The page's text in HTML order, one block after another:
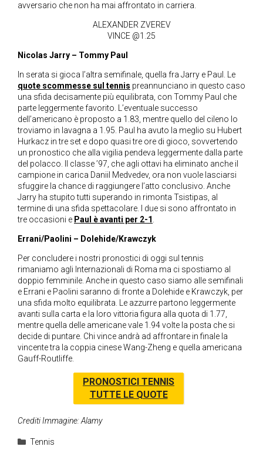
avversario che non ha mai affrontato in carriera.
ALEXANDER ZVEREV
VINCE @1.25
Nicolas Jarry – Tommy Paul
In serata si gioca l’altra semifinale, quella fra Jarry e Paul. Le
quote scommesse sul tennis preannunciano in questo caso
una sfida decisamente più equilibrata, con Tommy Paul che
parte leggermente favorito. L’eventuale successo
dell’americano è proposto a 1.83, mentre quello del cileno lo
troviamo in lavagna a 1.95. Paul ha avuto la meglio su Hubert
Hurkacz in tre set e dopo quasi tre ore di gioco, sovvertendo
un pronostico che alla vigilia pendeva leggermente dalla parte
del polacco. Il classe ’97, che agli ottavi ha eliminato anche il
campione in carica Daniil Medvedev, ora non vuole lasciarsi
sfuggire la chance di raggiungere l’atto conclusivo. Anche
Jarry ha stupito tutti superando in rimonta Tsistipas, al
termine di una sfida spettacolare. I due si sono affrontato in
tre occasioni e Paul è avanti per 2-1.
Errani/Paolini – Dolehide/Krawczyk
Per concludere i nostri pronostici di oggi sul tennis
rimaniamo agli Internazionali di Roma ma ci spostiamo al
doppio femminile. Anche in questo caso siamo alle semifinali
e Errani e Paolini saranno di fronte a Dolehide e Krawczyk, per
una sfida molto equilibrata. Le azzurre partono leggermente
avanti sulla carta e la loro vittoria figura alla quota di 1.77,
mentre quella delle americane vale 1.94 volte la posta che si
decide di puntare. Chi vince andrà ad affrontare in finale la
vincente tra la coppia cinese Wang-Zheng e quella americana
Gauff-Routliffe.
PRONOSTICI TENNIS
TUTTE LE QUOTE
Crediti Immagine: Alamy
Categorie
Tennis